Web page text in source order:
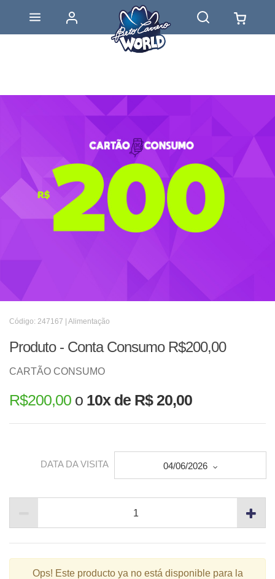
Código: 247167 | Alimentação
Produto - Conta Consumo R$200,00
CARTÃO CONSUMO
R$200,00 o 10x de R$ 20,00
DATA DA VISITA 04/06/2026
Ops! Este producto ya no está disponible para la